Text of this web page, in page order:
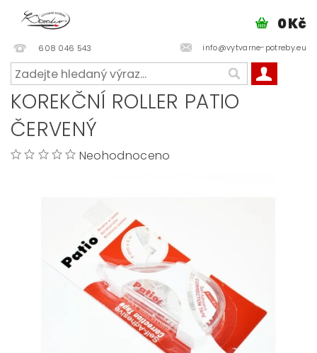
608 046 543 info@vytvarne-potreby.eu
0 Kč
KOREKČNÍ ROLLER PATIO
ČERVENÝ
Neohodnoceno